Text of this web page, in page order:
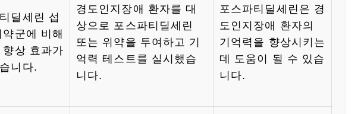
딜세린 섭
약군에 비해
향상 효과가
니다.
경도인지장애 환자를 대
상으로 포스파티딜세린
또는 위약을 투여하고 기
억력 테스트를 실시했습
니다.
포스파티딜세린은 경
도인지장애 환자의
기억력을 향상시키는
데 도움이 될 수 있습
니다.